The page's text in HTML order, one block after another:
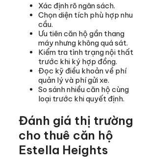
Xác định rõ ngân sách.
Chọn diện tích phù hợp nhu
cầu.
Ưu tiên căn hộ gần thang
máy nhưng không quá sát.
Kiểm tra tình trạng nội thất
trước khi ký hợp đồng.
Đọc kỹ điều khoản về phí
quản lý và phí gửi xe.
So sánh nhiều căn hộ cùng
loại trước khi quyết định.
Đánh giá thị trường
cho thuê căn hộ
Estella Heights